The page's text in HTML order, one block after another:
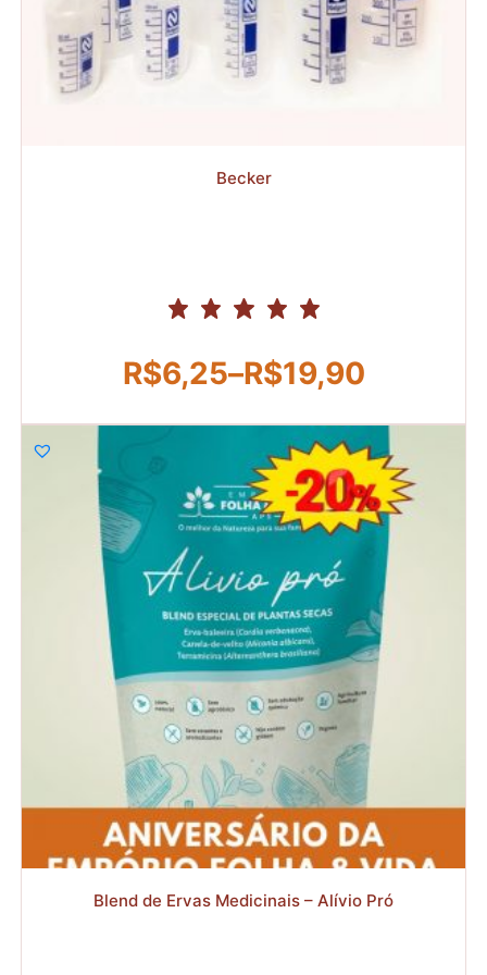
Becker
R$6,25–R$19,90
Faixa
de
preço:
R$6,25
através
R$19,90
R$
Blend de Ervas Medicinais – Alívio Pró
R$
R$